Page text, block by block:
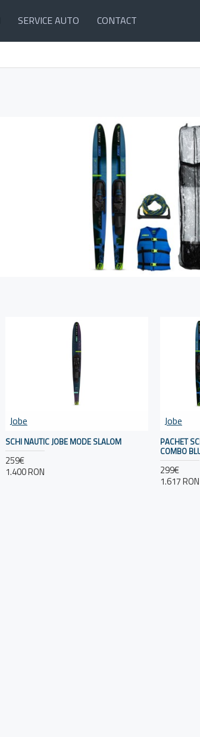
SERVICE AUTO CONTACT
Jobe
SCHI NAUTIC JOBE MODE SLALOM
259€
1.400 RON
Jobe
PACHET
COMBO
299€
1.617 RON